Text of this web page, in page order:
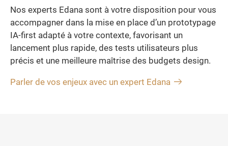
Nos experts Edana sont à votre disposition pour vous
accompagner dans la mise en place d’un prototypage
IA-first adapté à votre contexte, favorisant un
lancement plus rapide, des tests utilisateurs plus
précis et une meilleure maîtrise des budgets design.
Parler de vos enjeux avec un expert Edana